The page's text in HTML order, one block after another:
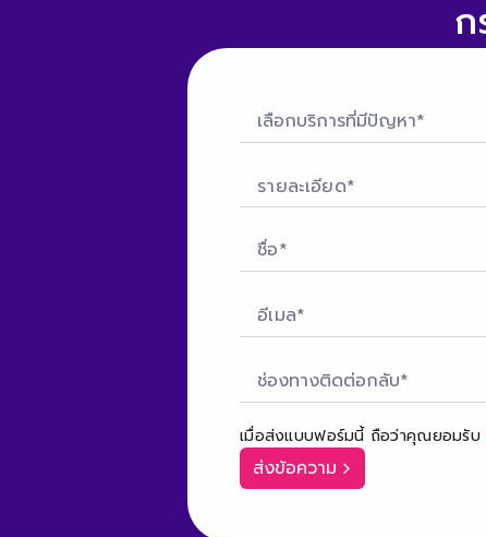
เลือกบริการที่มีปัญหา*
ช่องทางติดต่อกลับ*
เมื่อส่งแบบฟอร์มนี้ ถือว่าคุณยอมรับ
ส่งข้อความ